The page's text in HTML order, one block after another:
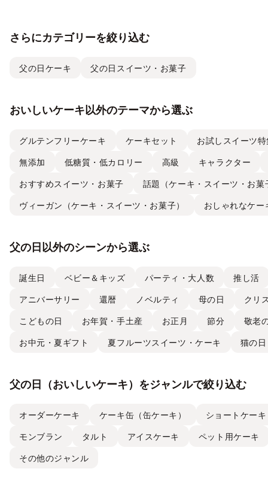
さらにカテゴリーを絞り込む
父の日ケーキ 父の日スイーツ・お菓子
おいしいケーキ以外のテーマから選ぶ
グルテンフリーケーキ ケーキセット お試しスイーツ
無添加 低糖質・低カロリー 高級 キャラクター
おすすめスイーツ・お菓子 話題（ケーキ・スイーツ・お菓
ヴィーガン（ケーキ・スイーツ・お菓子） おしゃれなケー
父の日以外のシーンから選ぶ
誕生日 ベビー＆キッズ パーティ・大人数 推し活
アニバーサリー 還暦 ノベルティ 母の日 クリ
こどもの日 お年賀・手土産 お正月 節分 敬老
お中元・夏ギフト 夏フルーツスイーツ・ケーキ 猫の日
父の日（おいしいケーキ）をジャンルで絞り込む
オーダーケーキ ケーキ缶（缶ケーキ） ショートケー
モンブラン タルト アイスケーキ ペット用ケーキ
その他のジャンル